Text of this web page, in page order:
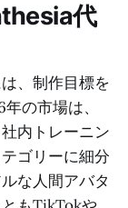
代
、制作目標を
の市場は、
内トレーニン
ゴリーに細分
な人間アバタ